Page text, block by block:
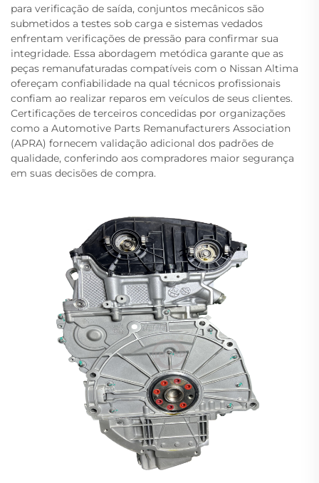
para verificação de saída, conjuntos mecânicos são
submetidos a testes sob carga e sistemas vedados
enfrentam verificações de pressão para confirmar sua
integridade. Essa abordagem metódica garante que as
peças remanufaturadas compatíveis com o Nissan Altima
ofereçam confiabilidade na qual técnicos profissionais
confiam ao realizar reparos em veículos de seus clientes.
Certificações de terceiros concedidas por organizações
como a Automotive Parts Remanufacturers Association
(APRA) fornecem validação adicional dos padrões de
qualidade, conferindo aos compradores maior segurança
em suas decisões de compra.